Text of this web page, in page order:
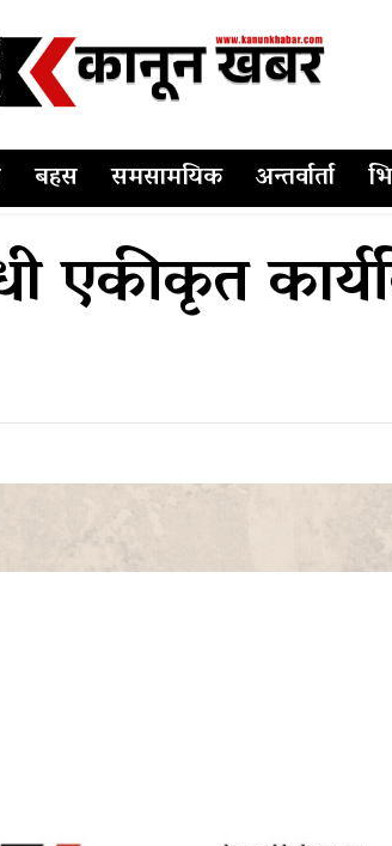
बहस समसामयिक अन्तर्वार्ता
एकीकृत